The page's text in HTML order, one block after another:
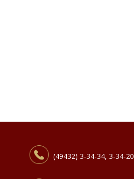
(49432) 3-34-34, 3-34-20